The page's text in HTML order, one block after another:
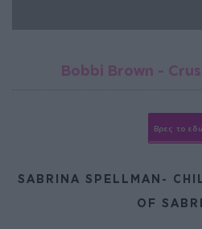
Bobbi Brown -
Βρες το
SABRINA SPELLMAN-
OF